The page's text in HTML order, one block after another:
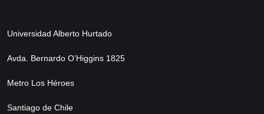
Universidad Alberto Hurtado
Avda. Bernardo O’Higgins 1825
Metro Los Héroes
Santiago de Chile